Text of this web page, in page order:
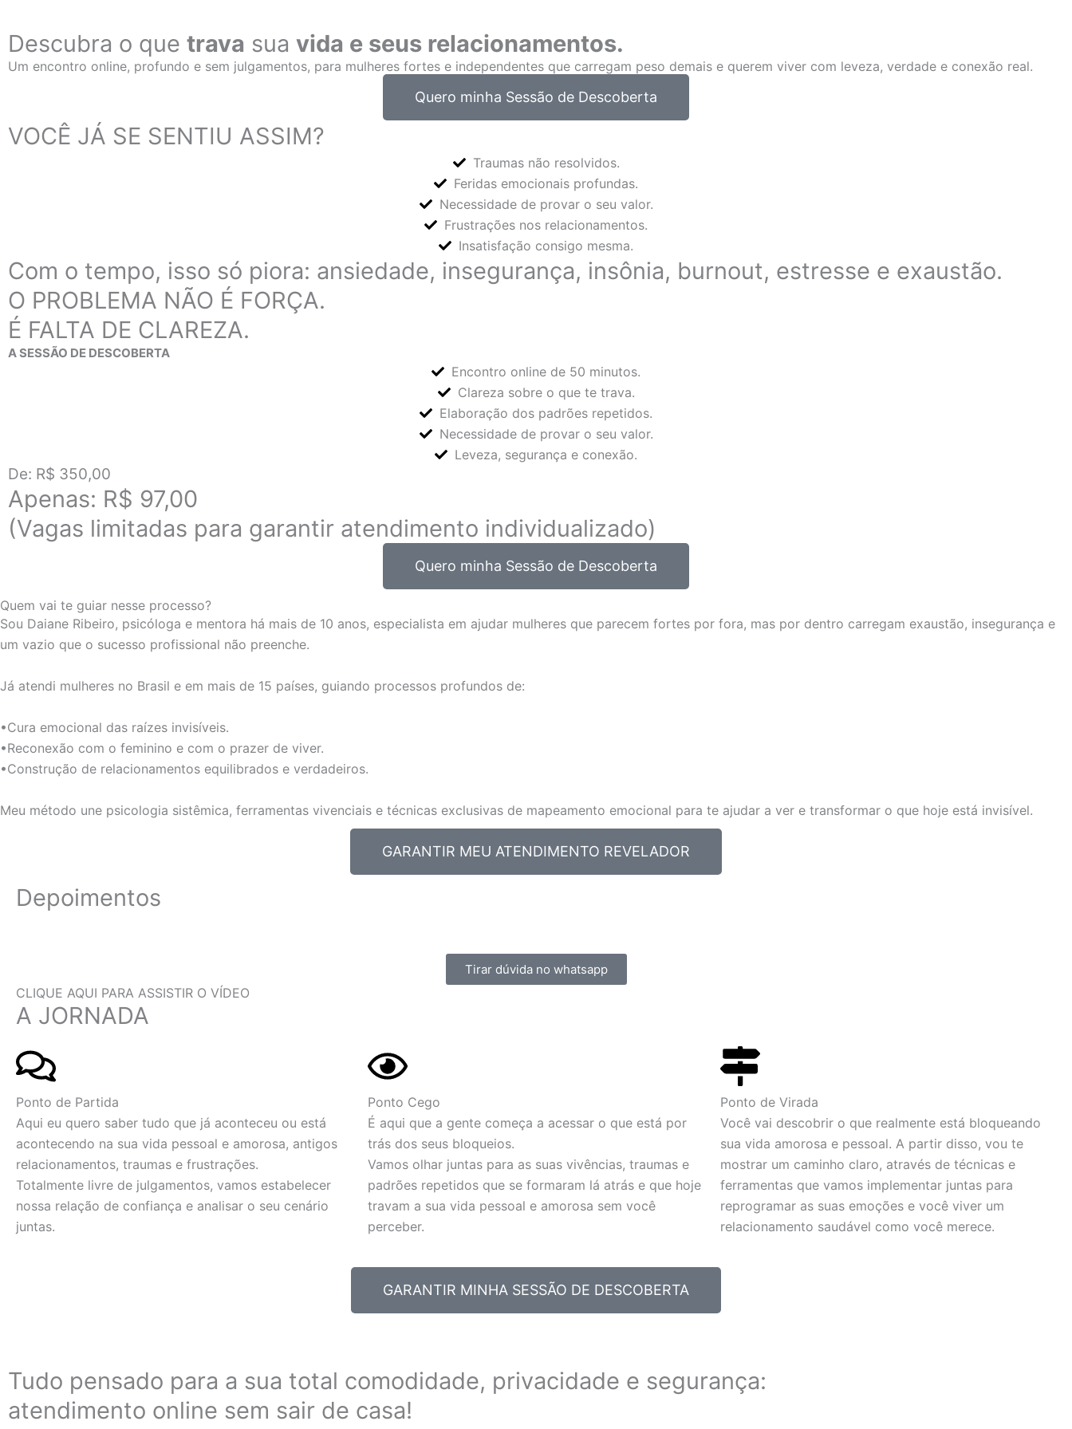
Descubra o que trava sua vida e seus relacionamentos.
Um encontro online, profundo e sem julgamentos, para mulheres fortes e independentes que carregam peso demais e querem viver com leveza, verdade e conexão real.
Quero minha Sessão de Descoberta
VOCÊ JÁ SE SENTIU ASSIM?
Traumas não resolvidos.
Feridas emocionais profundas.
Necessidade de provar o seu valor.
Frustrações nos relacionamentos.
Insatisfação consigo mesma.
Com o tempo, isso só piora: ansiedade, insegurança, insônia, burnout, estresse e exaustão.
O PROBLEMA NÃO É FORÇA.
É FALTA DE CLAREZA.
A SESSÃO DE DESCOBERTA
Encontro online de 50 minutos.
Clareza sobre o que te trava.
Elaboração dos padrões repetidos.
Necessidade de provar o seu valor.
Leveza, segurança e conexão.
De: R$ 350,00
Apenas: R$ 97,00
(Vagas limitadas para garantir atendimento individualizado)
Quero minha Sessão de Descoberta
Quem vai te guiar nesse processo?
Sou Daiane Ribeiro, psicóloga e mentora há mais de 10 anos, especialista em ajudar mulheres que parecem fortes por fora, mas por dentro carregam exaustão, insegurança e
um vazio que o sucesso profissional não preenche.
Já atendi mulheres no Brasil e em mais de 15 países, guiando processos profundos de:
•Cura emocional das raízes invisíveis.
•Reconexão com o feminino e com o prazer de viver.
•Construção de relacionamentos equilibrados e verdadeiros.
Meu método une psicologia sistêmica, ferramentas vivenciais e técnicas exclusivas de mapeamento emocional para te ajudar a ver e transformar o que hoje está invisível.
GARANTIR MEU ATENDIMENTO REVELADOR
Depoimentos
Tirar dúvida no whatsapp
CLIQUE AQUI PARA ASSISTIR O VÍDEO
A JORNADA
Ponto de Partida
Aqui eu quero saber tudo que já aconteceu ou está
acontecendo na sua vida pessoal e amorosa, antigos
relacionamentos, traumas e frustrações.
Totalmente livre de julgamentos, vamos estabelecer
nossa relação de confiança e analisar o seu cenário
juntas.
Ponto Cego
É aqui que a gente começa a acessar o que está por
trás dos seus bloqueios.
Vamos olhar juntas para as suas vivências, traumas e
padrões repetidos que se formaram lá atrás e que hoje
travam a sua vida pessoal e amorosa sem você
perceber.
Ponto de Virada
Você vai descobrir o que realmente está bloqueando
sua vida amorosa e pessoal. A partir disso, vou te
mostrar um caminho claro, através de técnicas e
ferramentas que vamos implementar juntas para
reprogramar as suas emoções e você viver um
relacionamento saudável como você merece.
GARANTIR MINHA SESSÃO DE DESCOBERTA
Tudo pensado para a sua total comodidade, privacidade e segurança:
atendimento online sem sair de casa!